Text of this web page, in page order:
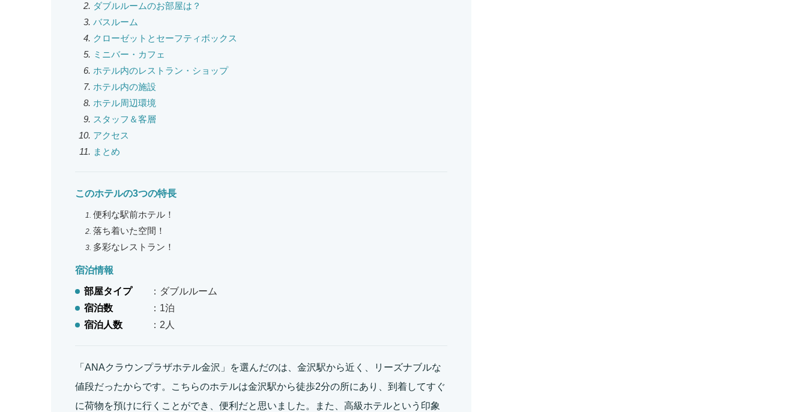
ダブルルームのお部屋は？
バスルーム
クローゼットとセーフティボックス
ミニバー・カフェ
ホテル内のレストラン・ショップ
ホテル内の施設
ホテル周辺環境
スタッフ＆客層
アクセス
まとめ
このホテルの3つの特長
便利な駅前ホテル！
落ち着いた空間！
多彩なレストラン！
宿泊情報
部屋タイプ
：ダブルルーム
宿泊数
：1泊
宿泊人数
：2人
「ANAクラウンプラザホテル金沢」を選んだのは、金沢駅から近く、リーズナブルな
値段だったからです。こちらのホテルは金沢駅から徒歩2分の所にあり、到着してすぐ
に荷物を預けに行くことができ、便利だと思いました。また、高級ホテルという印象